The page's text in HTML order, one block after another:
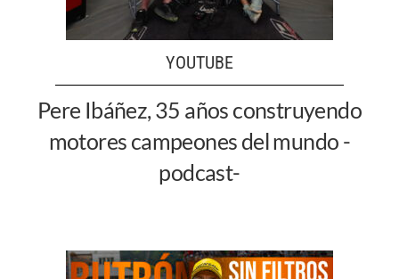
YOUTUBE
Pere Ibáñez, 35 años construyendo
motores campeones del mundo -
podcast-